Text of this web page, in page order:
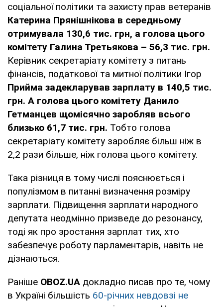
соціальної політики та захисту прав ветеранів
Катерина Прянішнікова в середньому
отримувала 130,6 тис. грн, а голова цього
комітету Галина Третьякова – 56,3 тис. грн.
Керівник секретаріату комітету з питань
фінансів, податкової та митної політики Ігор
Прийма задекларував зарплату в 140,5 тис.
грн. А голова цього комітету Данило
Гетманцев щомісячно заробляв всього
близько 61,7 тис. грн. Тобто голова
секретаріату комітету заробляє більш ніж в
2,2 рази більше, ніж голова цього комітету.
Така різниця в тому числі пояснюється і
популізмом в питанні визначення розміру
зарплати. Підвищення зарплати народного
депутата неодмінно призведе до резонансу,
тоді як про зростання зарплат тих, хто
забезпечує роботу парламентарів, навіть не
дізнаються.
Раніше OBOZ.UA докладно писав про те, чому
в Україні більшість 60-річних невдовзі не